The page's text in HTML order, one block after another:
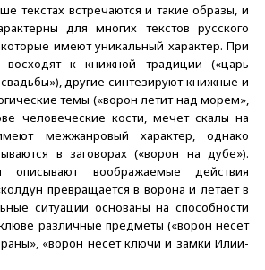
текстах встречаются и такие образы, и
для многих текстов русского
имеют уникальный характер. При
к книжной традиции («царь
другие синтезируют книжные и
темы («ворон летит над морем»,
человеческие кости, мечет скалы на
межжанровый характер, однако
в заговорах («ворон на дубе»).
описывают воображаемые действия
превращается в ворона и летает в
ситуации основаны на способности
различные предметы («ворон несет
«ворон несет ключи и замки Илии-